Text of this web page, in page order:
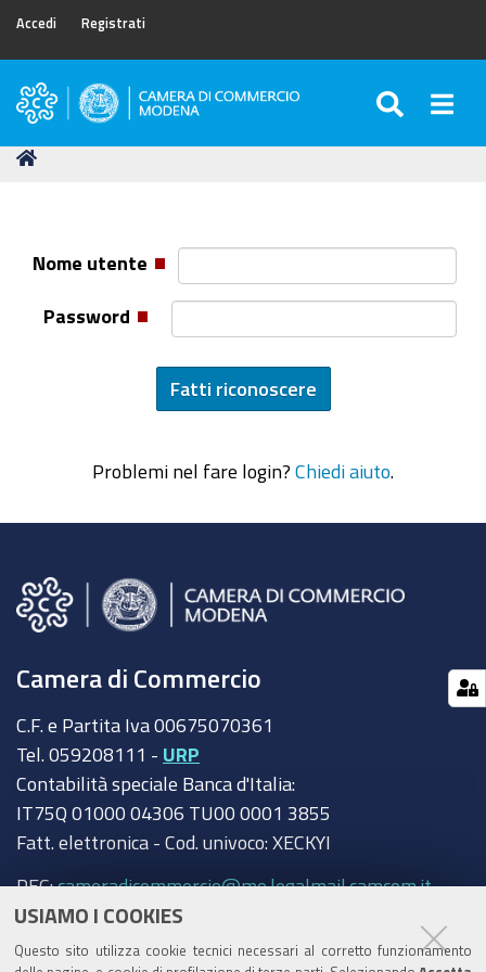
USIAMO I COOKIES
Questo sito utilizza cookie tecnici necessari al corretto funzionamento
Accedi Registrati
Camera
Commercio
Tu
Nome utente
Password
Problemi nel fare login? Chiedi aiuto
Camera di Commercio
C.F. e Partita Iva 00675070361
Tel. 059208111 - URP
Contabilità speciale Banca d'Italia:
IT75Q 01000 04306 TU00 0001 3855
Fatt. elettronica - Cod. univoco: XECKYI
PEC:cameradicommercio@mo.legalmail.camcom.it
Trasparenza